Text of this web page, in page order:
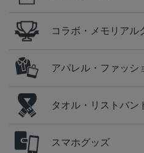
コラボ・メモリアル
アパレル・ファッシ
タオル・リストバン
スマホグッズ